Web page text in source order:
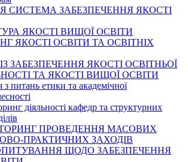
СИСТЕМА ЗАБЕЗПЕЧЕННЯ ЯКОСТІ
ЯКОСТІ ВИЩОЇ ОСВІТИ
ЯКОСТІ ОСВІТИ ТА ОСВІТНІХ
ЗАБЕЗПЕЧЕННЯ ЯКОСТІ ОСВІТНЬОЇ
ТА ЯКОСТІ ВИЩОЇ ОСВІТИ
з питань етики та академічної
діяльності кафедр та структурних
ПРОВЕДЕННЯ МАСОВИХ
ПРАКТИЧНИХ ЗАХОДІВ
ЩОДО ЗАБЕЗПЕЧЕННЯ